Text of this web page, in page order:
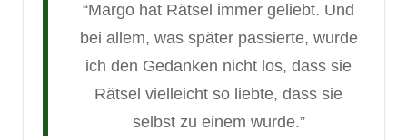
“Margo hat Rätsel immer geliebt. Und
bei allem, was später passierte, wurde
ich den Gedanken nicht los, dass sie
Rätsel vielleicht so liebte, dass sie
selbst zu einem wurde.”